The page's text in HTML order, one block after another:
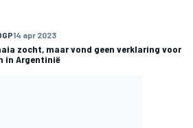
14 apr 2023
zocht, maar vond geen verklaring voor
in Argentinië